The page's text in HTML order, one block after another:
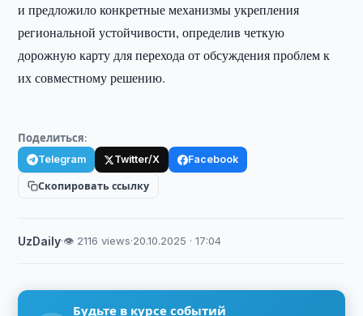
и предложило конкретные механизмы укрепления
региональной устойчивости, определив четкую
дорожную карту для перехода от обсуждения проблем к
их совместному решению.
Поделиться:
Telegram Twitter/X Facebook
Скопировать ссылку
UzDaily·👁 2116 views·20.10.2025 · 17:04
Будьте в курсе событий